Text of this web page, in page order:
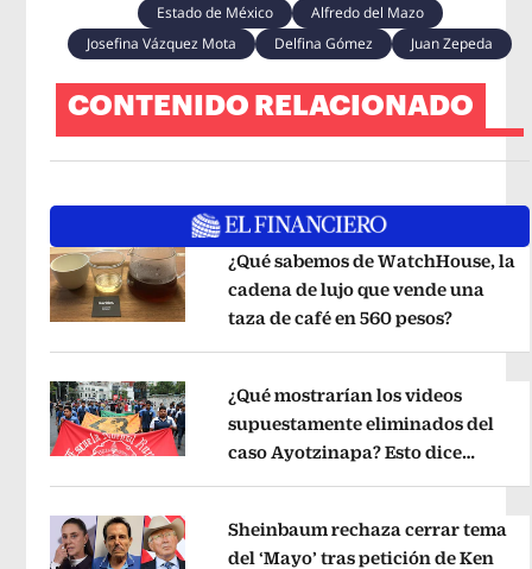
Estado de México
Alfredo del Mazo
Josefina Vázquez Mota
Delfina Gómez Juan Zepeda
CONTENIDO RELACIONADO
¿Qué sabemos de WatchHouse, la
cadena de lujo que vende una
taza de café en 560 pesos?Opens
¿Qué mostrarían los videos
supuestamente eliminados del
caso Ayotzinapa? Esto dice
Sheinbaum rechaza cerrar tema
del ‘Mayo’ tras petición de Ken